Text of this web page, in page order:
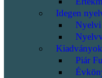
Idegen
Nyelvi
Kiadványok
Piár